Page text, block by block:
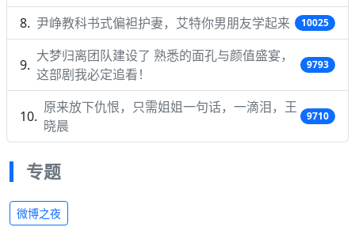
尹峥教科书式偏袒护妻，艾特你男朋友学起来 10025
大梦归离团队建设了 熟悉的面孔与颜值盛宴，
这部剧我必定追看！
9793
原来放下仇恨，只需姐姐一句话，一滴泪，王
晓晨
9710
专题
微博之夜